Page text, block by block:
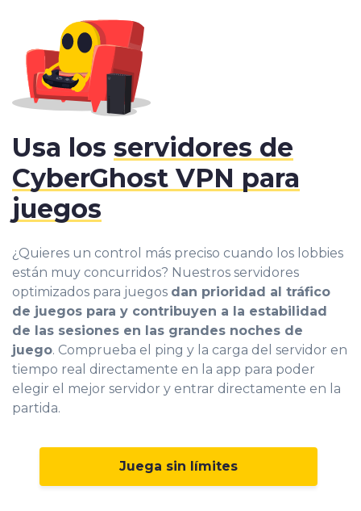
Usa los servidores de
CyberGhost VPN para
juegos
¿Quieres un control más preciso cuando los lobbies
están muy concurridos? Nuestros servidores
optimizados para juegos dan prioridad al tráfico
de juegos para y contribuyen a la estabilidad
de las sesiones en las grandes noches de
juego. Comprueba el ping y la carga del servidor en
tiempo real directamente en la app para poder
elegir el mejor servidor y entrar directamente en la
partida.
Juega sin límites